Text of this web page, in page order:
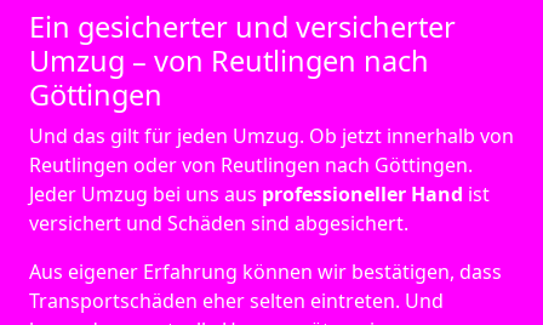
Ein gesicherter und versicherter
Umzug – von Reutlingen nach
Göttingen
Und das gilt für jeden Umzug. Ob jetzt innerhalb von
Reutlingen oder von Reutlingen nach Göttingen.
Jeder Umzug bei uns aus professioneller Hand ist
versichert und Schäden sind abgesichert.
Aus eigener Erfahrung können wir bestätigen, dass
Transportschäden eher selten eintreten. Und